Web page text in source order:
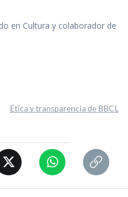
en Cultura y colaborador de
Ética y transparencia de BBCL